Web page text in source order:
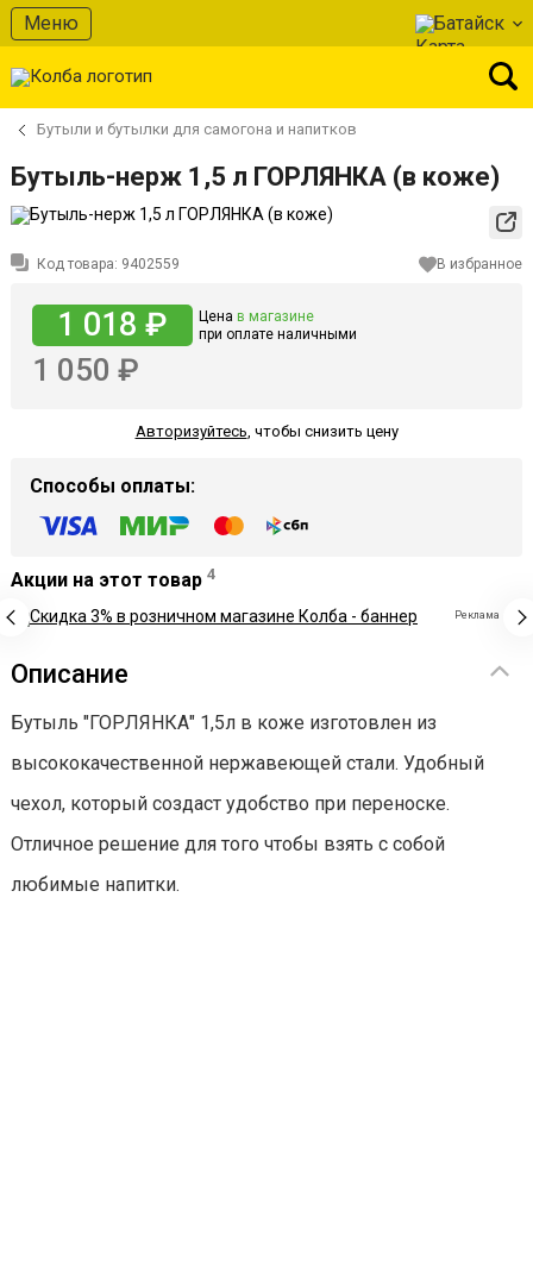
Меню Батайск
Бутыли и бутылки для самогона и напитков
Бутыль-нерж 1,5 л ГОРЛЯНКА (в коже)
Код товара: 9402559 В избранное
1 018 ₽ Цена в магазине
при оплате наличными
1 050 ₽
Авторизуйтесь, чтобы снизить цену
Способы оплаты:
Акции на этот товар 4
Реклама
Описание
Бутыль "ГОРЛЯНКА" 1,5л в коже изготовлен из
высококачественной нержавеющей стали. Удобный
чехол, который создаст удобство при переноске.
Отличное решение для того чтобы взять с собой
любимые напитки.